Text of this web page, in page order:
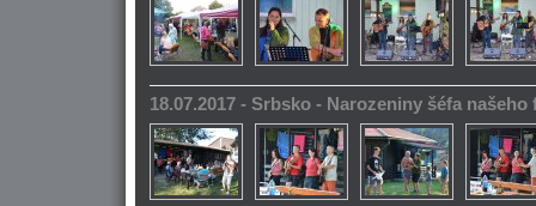
18.07.2017 - Srbsko - Narozeniny šéfa našeho